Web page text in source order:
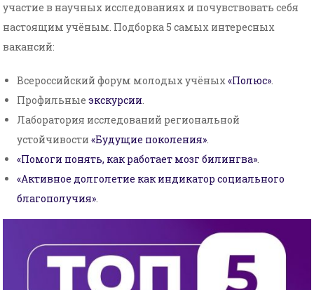
участие в научных исследованиях и почувствовать себя
настоящим учёным. Подборка 5 самых интересных
вакансий:
Всероссийский форум молодых учёных«Полюс».
Профильныеэкскурсии.
Лаборатория исследований региональной
устойчивости«Будущие поколения».
«Помоги понять, как работает мозг билингва».
«Активное долголетие как индикатор социального
благополучия».